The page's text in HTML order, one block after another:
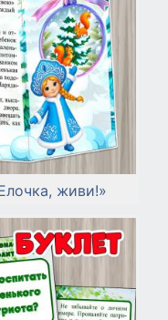
живи!»